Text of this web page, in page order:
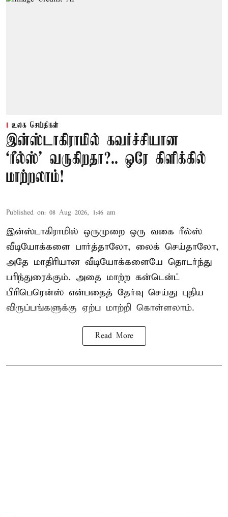
உலக செய்திகள்
இன்ஸ்டாகிராமில் கவர்ச்சியான
‘ரீல்ஸ்’ வருகிறதா?.. ஒரே கிளிக்கில்
மாற்றலாம்!
Published on: 08 Aug 2026, 1:46 am
இன்ஸ்டாகிராமில் ஒருமுறை ஒரு வகை ரீல்ஸ்
வீடியோக்களை பார்த்தாலோ, லைக் செய்தாலோ,
அதே மாதிரியான வீடியோக்களையே தொடர்ந்து
பரிந்துரைக்கும். அதை மாற்ற கன்டென்ட்
பிரிபெரென்ஸ் என்பதைத் தேர்வு செய்து புதிய
விருப்பங்களுக்கு ஏற்ப மாற்றி கொள்ளலாம்.
Read More